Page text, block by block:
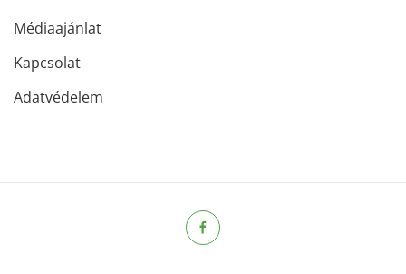
Médiaajánlat
Kapcsolat
Adatvédelem